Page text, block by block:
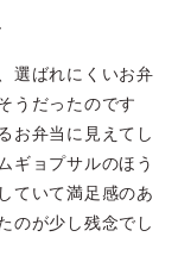
選ばれにくいお弁
うだったのです
お弁当に見えてし
ギョプサルのほう
ていて満足感のあ
のが少し残念でし